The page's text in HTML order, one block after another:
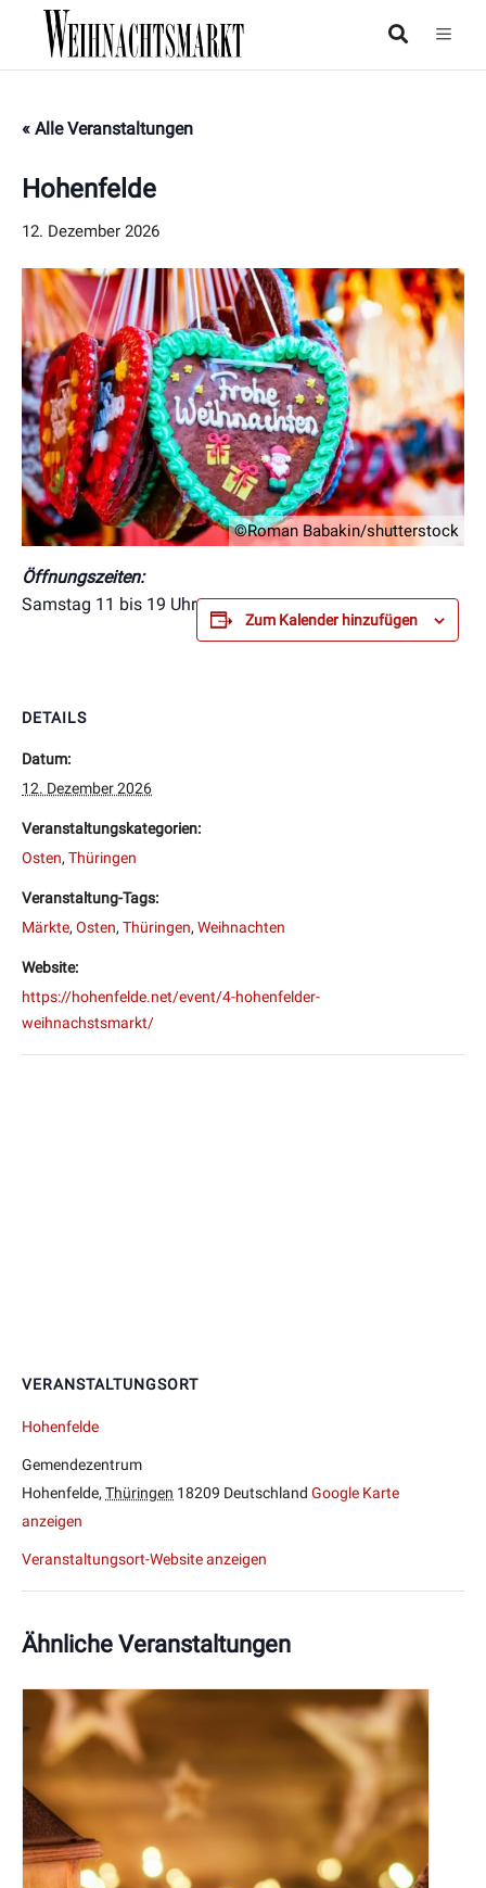
« Alle Veranstaltungen
Hohenfelde
12. Dezember 2026
©Roman Babakin/shutterstock
Öffnungszeiten:
Samstag 11 bis 19 Uhr
Zum Kalender hinzufügen
DETAILS
Datum:
12. Dezember 2026
Veranstaltungskategorien:
Osten, Thüringen
Veranstaltung-Tags:
Märkte, Osten, Thüringen, Weihnachten
Website:
https://hohenfelde.net/event/4-hohenfelder-
weihnachstsmarkt/
VERANSTALTUNGSORT
Hohenfelde
Gemendezentrum
Hohenfelde, Thüringen 18209 Deutschland Google Karte
anzeigen
Veranstaltungsort-Website anzeigen
Ähnliche Veranstaltungen